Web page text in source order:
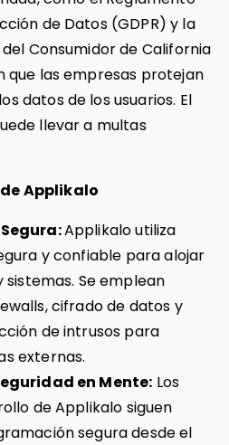
de Datos (GDPR) y la
Consumidor de California
que las empresas protejan
datos de los usuarios. El
llevar a multas
Applikalo
Applikalo utiliza
y confiable para alojar
sistemas. Se emplean
cifrado de datos y
de intrusos para
externas.
en Mente: Los
de Applikalo siguen
segura desde el